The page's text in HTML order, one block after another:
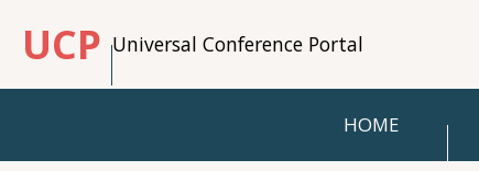
UCP Universal Conference Portal
HOME